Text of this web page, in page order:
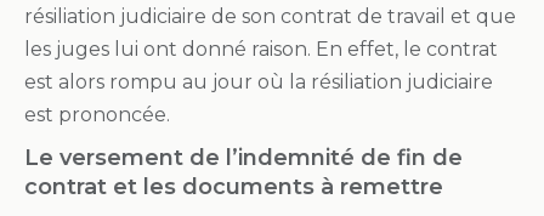
résiliation judiciaire de son contrat de travail et que
les juges lui ont donné raison. En effet, le contrat
est alors rompu au jour où la résiliation judiciaire
est prononcée.
Le versement de l’indemnité de fin de
contrat et les documents à remettre